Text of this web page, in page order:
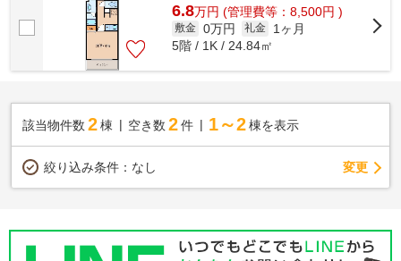
6.8万円 (管理費等：8,500円 )
敷金 0万円 礼金
1ヶ月
5階 / 1K / 24.84㎡
該当物件数 2棟 空き数 2 件 1～2 棟を表示
絞り込み条件： なし 変更